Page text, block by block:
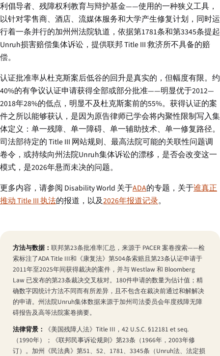
利倡导者、残障权利教育与辩护基金——使用的一种狭义工具，
以针对零售商、酒店、流媒体服务和大学产生修复计划，同时运
行着一条并行的加州州法院轨道，依据第1781条和第3345条提起
Unruh损害赔偿集体诉讼，提供联邦 Title III 救济所不具备的赔
偿。
认证批准率从杜克斯案后低谷的回升是真实的，但幅度有限。约
40%的有争议认证申请获得全部或部分批准——明显优于2012—
2018年28%的低点，明显不及杜克斯案前的55%。获得认证的案
件之所以能够获认，是因为原告律师已学会将内聚性限制写入集
体定义：单一残障、单一障碍、单一辅助技术、单一修复路径。
司法部待定的 Title III 网站规则、最高法院可能的关联性问题调
卷令，或持续向州法院Unruh集体诉讼的漂移，是否会改变这一
模式，是2026年悬而未决的问题。
更多内容，请参阅 Disability World 关于ADA的专题，关于谁真正
推动 Title III 执法的报道，以及2026年报道记录。
方法与数据： 联邦第23条批准率汇总，来源于 PACER 案卷搜索——检
索标注了ADA Title III和《康复法》第504条索赔且第23条认证申请于
2011年至2025年间获得裁决的案件，并与 Westlaw 和 Bloomberg
Law 已发布的第23条裁决交叉核对。180件申请的数量为估计值；精
确数字因统计方法不同而有所差异，且不包含在裁决前通过和解解决
的申请。州法院Unruh集体数据来源于加州司法委员会年度残障无障
碍报告及高等法院案卷摘要。
法律背景：
《美国残障人法》Title III，42 U.S.C. §12181 et seq.
（1990年）；《联邦民事诉讼规则》第23条（1966年，2003年修
订）。加州《民法典》第51、52、1781、3345条（Unruh法、法定损